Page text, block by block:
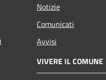
Notizie
Comunicati
Avvisi
VIVERE IL COMUNE